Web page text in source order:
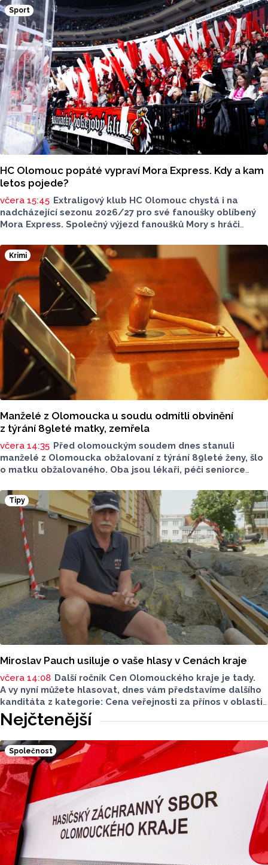
Olomouckého kraje o tom informoval na sociálních sítích.
Sport
HC Olomouc popáté vypraví Mora Express. Kdy a kam
letos pojede?
včera 15:45 Extraligový klub HC Olomouc chystá i na
nadcházející sezonu 2026/27 pro své fanoušky oblíbený
Mora Express. Společný výjezd fanoušků Mory s hráči
října. Stejně jako roky předtím, tak i letos bude cílovou
destinací pražská Libeň, kde kohouti vyzvou v O2 aréně
Spartu Praha.
Krimi
Manželé z Olomoucka u soudu odmítli obvinění
z týrání 89leté matky, zemřela
včera 14:35 Před olomouckým soudem dnes stanuli
manželé z Olomoucka obžalovaní z týrání 89leté ženy, šlo
o matku obžalovaného. Oba jsou lékaři, péči seniorce
se na společné parcele. Žena zemřela na otok mozku
způsobený proleženinami čtvrtého stupně. Po smrti znalci
zjistili, že měla zlomená žebra, obratle i nos. Lékaři
se bránili tím, že zlomeniny mohly vzniknout při resuscitaci
po mrtvici nebo sesunutím z postele. Oba vinu popřeli.
Tipy
Miroslav Pauch usiluje o vaše hlasy v Cenách kraje
včera 14:08 Další ročník Cen Olomouckého kraje je tady.
A vy nyní můžete hlasovat, dnes vám představíme dalšího
kanditáta z kategorie: Cena veřejnosti za přínos v oblasti
životního prostředí. Toto je Miroslav Pauch, nominován
v kategorii: Dlouhodobý přínos v oblasti životního
prostředí.
Nejčtenější
Společnost